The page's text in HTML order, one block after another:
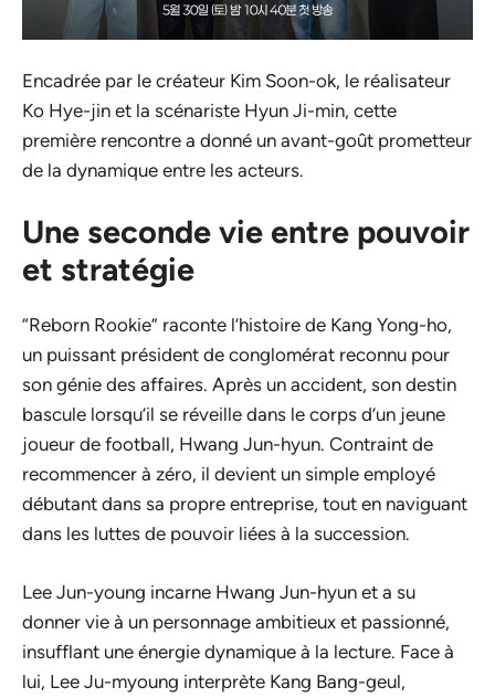
Encadrée par le créateur Kim Soon-ok, le réalisateur
Ko Hye-jin et la scénariste Hyun Ji-min, cette
première rencontre a donné un avant-goût prometteur
de la dynamique entre les acteurs.
Une seconde vie entre pouvoir
et stratégie
“Reborn Rookie” raconte l’histoire de Kang Yong-ho,
un puissant président de conglomérat reconnu pour
son génie des affaires. Après un accident, son destin
bascule lorsqu’il se réveille dans le corps d’un jeune
joueur de football, Hwang Jun-hyun. Contraint de
recommencer à zéro, il devient un simple employé
débutant dans sa propre entreprise, tout en naviguant
dans les luttes de pouvoir liées à la succession.
Lee Jun-young incarne Hwang Jun-hyun et a su
donner vie à un personnage ambitieux et passionné,
insufflant une énergie dynamique à la lecture. Face à
lui, Lee Ju-myoung interprète Kang Bang-geul,